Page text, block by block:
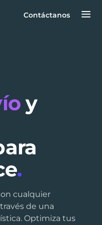
Contáctanos
y
.
cualquier
de una
Optimiza tus